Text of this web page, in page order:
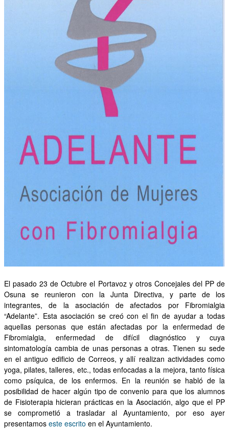
OTRAS INICIATIVAS
El pasado 23 de Octubre el Portavoz y otros Concejales del PP de
Osuna se reunieron con la Junta Directiva, y parte de los
integrantes, de la asociación de afectados por Fibromialgia
“Adelante”. Esta asociación se creó con el fin de ayudar a todas
aquellas personas que están afectadas por la enfermedad de
Fibromialgia, enfermedad de difícil diagnóstico y cuya
sintomatología cambia de unas personas a otras. Tienen su sede
en el antiguo edificio de Correos, y allí realizan actividades como
yoga, pilates, talleres, etc., todas enfocadas a la mejora, tanto física
como psíquica, de los enfermos. En la reunión se habló de la
posibilidad de hacer algún tipo de convenio para que los alumnos
de Fisioterapia hicieran prácticas en la Asociación, algo que el PP
se comprometió a trasladar al Ayuntamiento, por eso ayer
presentamos este escrito en el Ayuntamiento.